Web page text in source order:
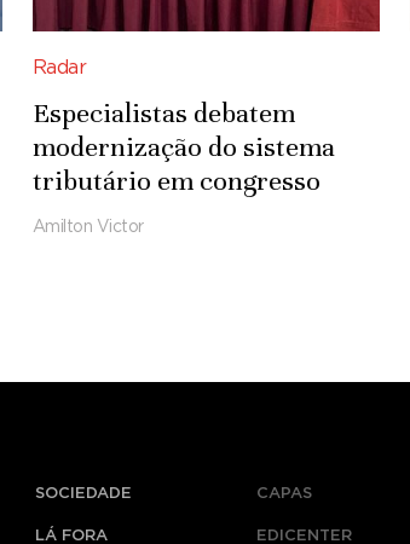
Radar
Especialistas debatem
modernização do sistema
tributário em congresso
Amilton Victor
SOCIEDADE
LÁ FORA
CAPAS
EDICENTER